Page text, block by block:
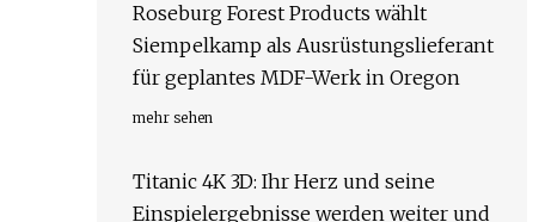
Roseburg Forest Products wählt
Siempelkamp als Ausrüstungslieferant
für geplantes MDF-Werk in Oregon
mehr sehen
Titanic 4K 3D: Ihr Herz und seine
Einspielergebnisse werden weiter und